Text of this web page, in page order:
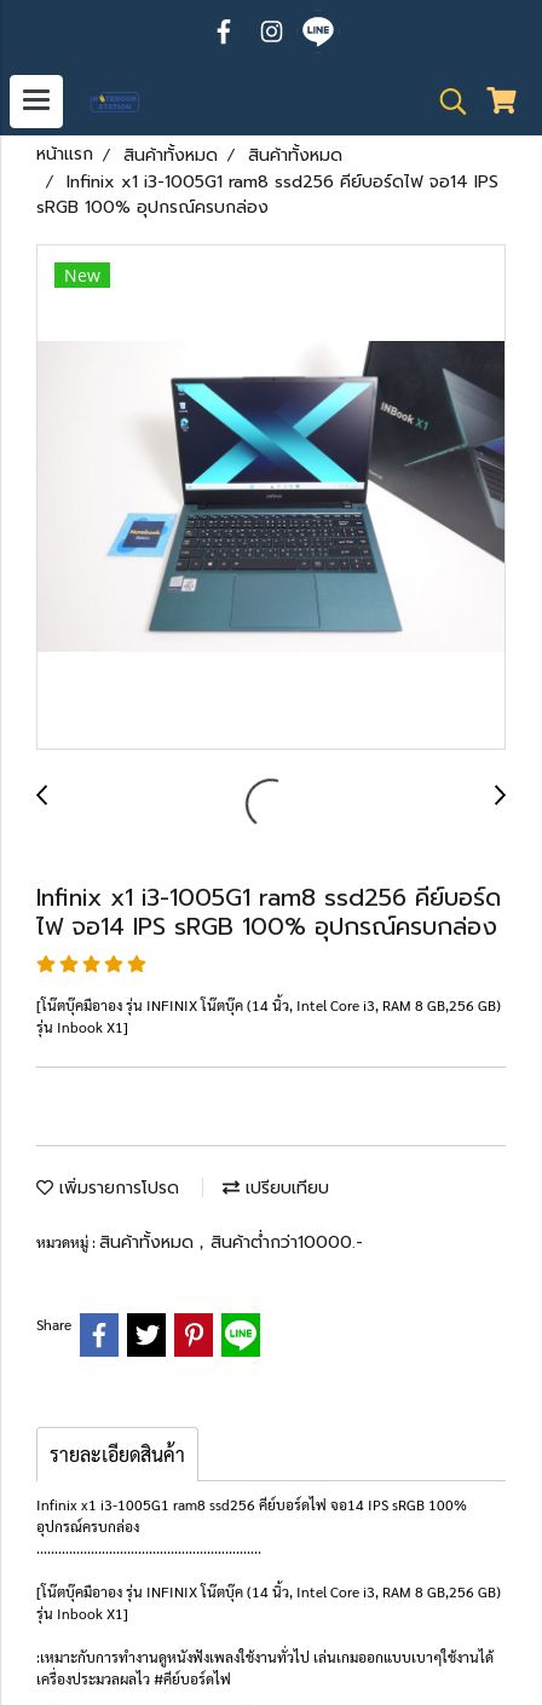
หน้าแรก สินค้าทั้งหมด
สินค้าทั้งหมด
Infinix x1 i3-1005G1 ram8 ssd256 คีย์บอร์ดไฟ จอ14 IPS
sRGB 100% อุปกรณ์ครบกล่อง
New
Infinix x1 i3-1005G1 ram8 ssd256 คีย์บอร์ด
ไฟ จอ14 IPS sRGB 100% อุปกรณ์ครบกล่อง
[โน๊ตบุ๊คมือาอง รุ่น INFINIX โน๊ตบุ๊ค (14 นิ้ว, Intel Core i3, RAM 8 GB,256 GB)
รุ่น Inbook X1]
เพิ่มรายการโปรด เปรียบเทียบ
หมวดหมู่ :สินค้าทั้งหมด , สินค้าต่ำกว่า10000.-
Share
รายละเอียดสินค้า
Infinix x1 i3-1005G1 ram8 ssd256 คีย์บอร์ดไฟ จอ14 IPS sRGB 100%
อุปกรณ์ครบกล่อง
..............................................................
[โน๊ตบุ๊คมือาอง รุ่น INFINIX โน๊ตบุ๊ค (14 นิ้ว, Intel Core i3, RAM 8 GB,256 GB)
รุ่น Inbook X1]
:เหมาะกับการทำงานดูหนังฟังเพลงใช้งานทั่วไป เล่นเกมออกแบบเบาๆใช้งานได้
เครื่องประมวลผลไว #คีย์บอร์ดไฟ